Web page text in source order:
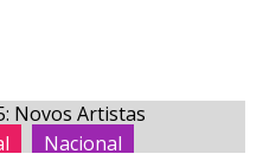
Nacional